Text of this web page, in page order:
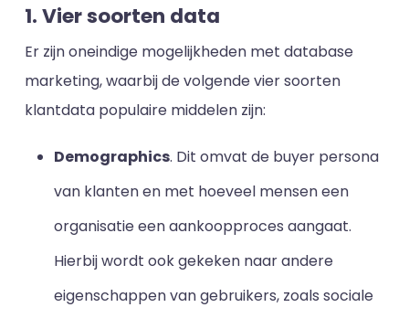
1. Vier soorten data
Er zijn oneindige mogelijkheden met database
marketing, waarbij de volgende vier soorten
klantdata populaire middelen zijn:
Demographics. Dit omvat de buyer persona
van klanten en met hoeveel mensen een
organisatie een aankoopproces aangaat.
Hierbij wordt ook gekeken naar andere
eigenschappen van gebruikers, zoals sociale